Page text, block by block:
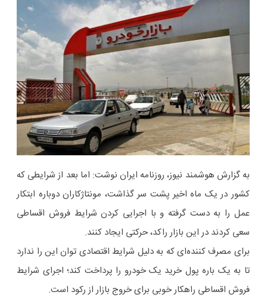
به گزارش هوشمند نیوز، روزنامه ایران نوشت: اما بعد از شرایطی که
کشور در یک ماه اخیر پشت سر گذاشت، مونتاژکاران دوباره ابتکار
عمل را به دست گرفته و با اجرایی کردن شرایط فروش اقساطی
سعی کردند در این بازار راکد، حرکتی ایجاد کنند.
برای مصرف کننده‌ای که به دلیل شرایط اقتصادی توان این را ندارد
تا به یک باره پول خرید یک خودرو را پرداخت کند؛ اجرای شرایط
فروش اقساطی راهکار خوبی برای خروج بازار از رکود است.